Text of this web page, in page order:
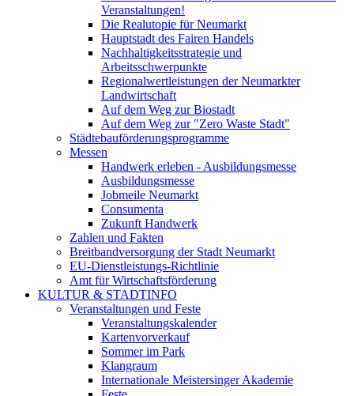
Veranstaltungen!
Die Realutopie für Neumarkt
Hauptstadt des Fairen Handels
Nachhaltigkeitsstrategie und
Arbeitsschwerpunkte
Regionalwertleistungen der Neumarkter
Landwirtschaft
Auf dem Weg zur Biostadt
Auf dem Weg zur "Zero Waste Stadt"
Städtebauförderungsprogramme
Messen
Handwerk erleben - Ausbildungsmesse
Ausbildungsmesse
Jobmeile Neumarkt
Consumenta
Zukunft Handwerk
Zahlen und Fakten
Breitbandversorgung der Stadt Neumarkt
EU-Dienstleistungs-Richtlinie
Amt für Wirtschaftsförderung
KULTUR & STADTINFO
Veranstaltungen und Feste
Veranstaltungskalender
Kartenvorverkauf
Sommer im Park
Klangraum
Internationale Meistersinger Akademie